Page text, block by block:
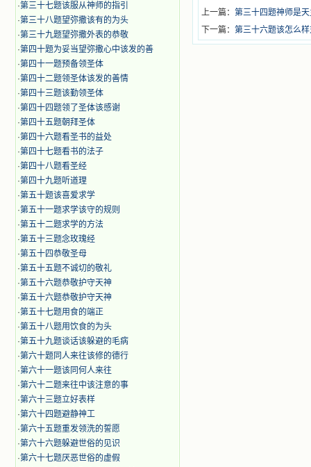
·第三十七题该服从神师的指引
·第三十八题望弥撒该有的为头
·第三十九题望弥撒外表的恭敬
·第四十题为妥当望弥撒心中该发的善
·第四十一题预备领圣体
·第四十二题领圣体该发的善情
·第四十三题该勤领圣体
·第四十四题领了圣体该感谢
·第四十五题朝拜圣体
·第四十六题看圣书的益处
·第四十七题看书的法子
·第四十八题看圣经
·第四十九题听道理
·第五十题该喜爱求学
·第五十一题求学该守的规则
·第五十二题求学的方法
·第五十三题念玫瑰经
·第五十四恭敬圣母
·第五十五题不诚切的敬礼
·第五十六题恭敬护守天神
·第五十六题恭敬护守天神
·第五十七题用食的端正
·第五十八题用饮食的为头
·第五十九题谈话该躲避的毛病
·第六十题同人来往该修的德行
·第六十一题该同何人来往
·第六十二题来往中该注意的事
·第六十三题立好表样
·第六十四题避静神工
·第六十五题重发领洗的誓愿
·第六十六题躲避世俗的见识
·第六十七题厌恶世俗的虚假
上一篇： 第三十四题神师是
下一篇： 第三十六题该怎么